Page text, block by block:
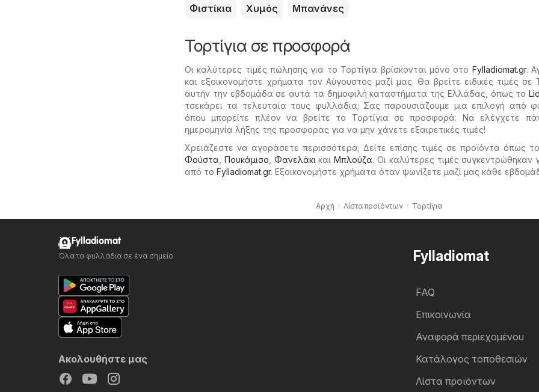
Φιστίκια
Χυμός Μπανάνες
Τορτίγια σε προσφορά
Οι καλύτερες τιμές πώλησης για το Τορτίγια βρίσκονται μόνο στο Fylladiomat.gr.
και εξοικονομήστε χρήματα τον Αύγουστος μαζί μας. Θα βρείτε ειδικές τιμές σε
αυτήν την εβδομάδα σε αυτά τα δημοφιλή καταστήματα της Ελλάδας, όπως το
τσεκάρει τα τελευταία τους φυλλάδια; Σας παρουσιάζουμε μια επιλογή από
όπου μπορείτε πλέον να βρείτε το Τορτίγια σε προσφορά: Να ελέγχετε
ημερομηνία λήξης της προσφοράς για να μην χάνετε εξαιρετικές τιμές!
Χρειάζεστε να αγοράσετε περισσότερα; Δείτε επίσης τιμές σε προϊόντα όπως το
Φούστα Πουκάμισο Φανελάκι καιΜπλούζα. Οι καλύτερες τιμές συγκεντρώθηκαν
από το Fylladiomat.gr. Εξοικονομήστε χρήματα όταν ψωνίζετε μαζί μας κάθε
Αρχή Λίστα προϊόντων Τορτίγια
Fylladiomat
FAQ
Επικοινωνία
Αναφορά περιεχομένου
Κατάλογος τοποθεσιών
Λίστα προϊόντων
Fylladiomat
Όλα τα φυλλάδια σε ένα σημείο
Ακολουθήστε μας